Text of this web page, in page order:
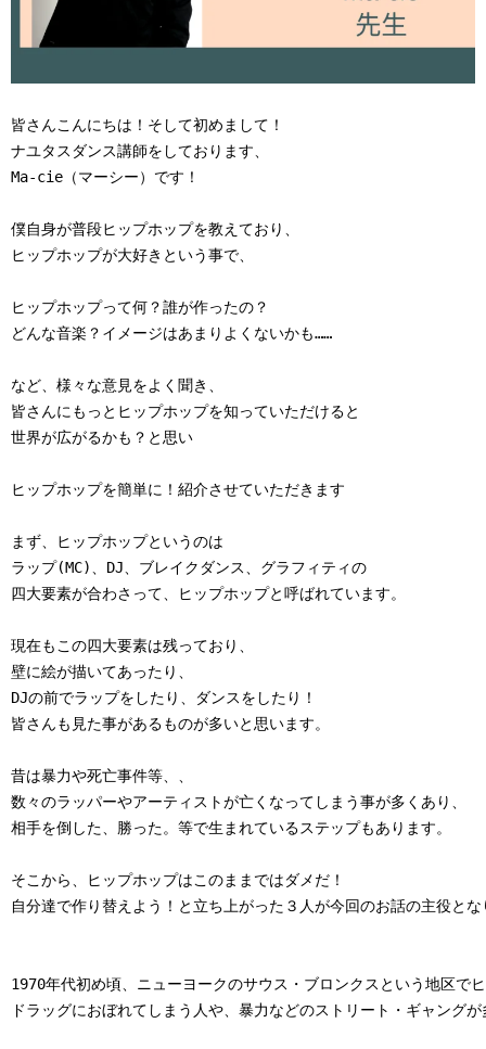
皆さんこんにちは！そして初めまして！
ナユタスダンス講師をしております、
Ma-cie（マーシー）です！
僕自身が普段ヒップホップを教えており、
ヒップホップが大好きという事で、
ヒップホップって何？誰が作ったの？
どんな音楽？イメージはあまりよくないかも……
など、様々な意見をよく聞き、
皆さんにもっとヒップホップを知っていただけると
世界が広がるかも？と思い
ヒップホップを簡単に！紹介させていただきます
まず、ヒップホップというのは
ラップ(MC)、DJ、ブレイクダンス、グラフィティの
四大要素が合わさって、ヒップホップと呼ばれています。
現在もこの四大要素は残っており、
壁に絵が描いてあったり、
DJの前でラップをしたり、ダンスをしたり！
皆さんも見た事があるものが多いと思います。
昔は暴力や死亡事件等、、
数々のラッパーやアーティストが亡くなってしまう事が多くあり、
相手を倒した、勝った。等で生まれているステップもあります。
そこから、ヒップホップはこのままではダメだ！
自分達で作り替えよう！と立ち上がった３人が今回のお話の主役とな
1970年代初め頃、ニューヨークのサウス・ブロンクスという地区で
ドラッグにおぼれてしまう人や、暴力などのストリート・ギャング